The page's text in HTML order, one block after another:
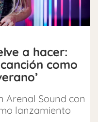
a hacer:
como
Arenal Sound con
lanzamiento